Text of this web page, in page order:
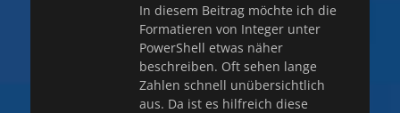
In diesem Beitrag möchte ich die
Formatieren von Integer unter
PowerShell etwas näher
beschreiben. Oft sehen lange
Zahlen schnell unübersichtlich
aus. Da ist es hilfreich diese